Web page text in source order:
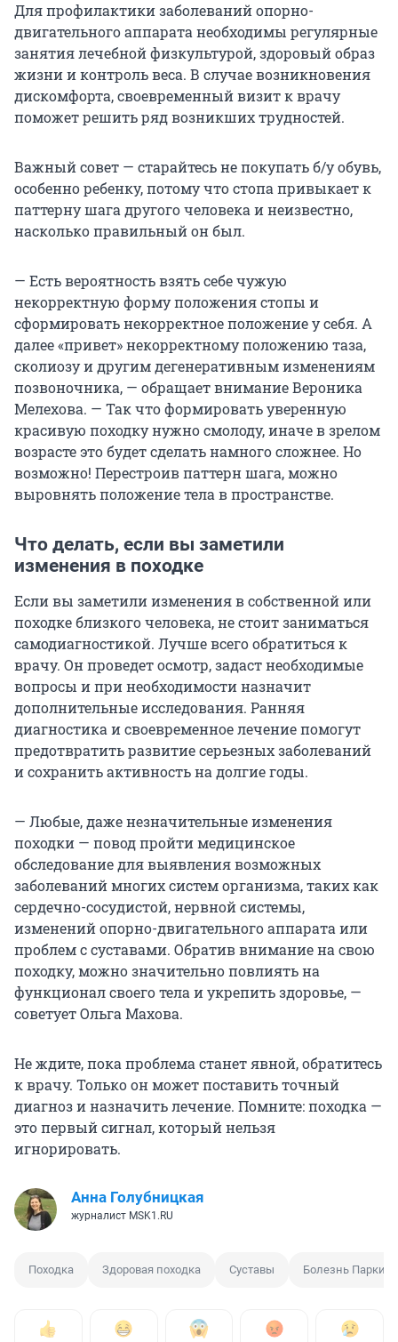
Для профилактики заболеваний опорно-
двигательного аппарата необходимы регулярные
занятия лечебной физкультурой, здоровый образ
жизни и контроль веса. В случае возникновения
дискомфорта, своевременный визит к врачу
поможет решить ряд возникших трудностей.
Важный совет — старайтесь не покупать б/у обувь,
особенно ребенку, потому что стопа привыкает к
паттерну шага другого человека и неизвестно,
насколько правильный он был.
— Есть вероятность взять себе чужую
некорректную форму положения стопы и
сформировать некорректное положение у себя. А
далее «привет» некорректному положению таза,
сколиозу и другим дегенеративным изменениям
позвоночника, — обращает внимание Вероника
Мелехова. — Так что формировать уверенную
красивую походку нужно смолоду, иначе в зрелом
возрасте это будет сделать намного сложнее. Но
возможно! Перестроив паттерн шага, можно
выровнять положение тела в пространстве.
Что делать, если вы заметили
изменения в походке
Если вы заметили изменения в собственной или
походке близкого человека, не стоит заниматься
самодиагностикой. Лучше всего обратиться к
врачу. Он проведет осмотр, задаст необходимые
вопросы и при необходимости назначит
дополнительные исследования. Ранняя
диагностика и своевременное лечение помогут
предотвратить развитие серьезных заболеваний
и сохранить активность на долгие годы.
— Любые, даже незначительные изменения
походки — повод пройти медицинское
обследование для выявления возможных
заболеваний многих систем организма, таких как
сердечно-сосудистой, нервной системы,
изменений опорно-двигательного аппарата или
проблем с суставами. Обратив внимание на свою
походку, можно значительно повлиять на
функционал своего тела и укрепить здоровье, —
советует Ольга Махова.
Не ждите, пока проблема станет явной, обратитесь
к врачу. Только он может поставить точный
диагноз и назначить лечение. Помните: походка —
это первый сигнал, который нельзя
игнорировать.
Анна Голубницкая
журналист MSK1.RU
Походка Здоровая походка Суставы Болезнь